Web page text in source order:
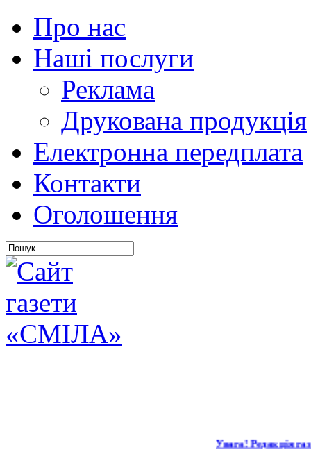
Про нас
Наші послуги
Реклама
Друкована продукція
Електронна передплата
Контакти
Оголошення
Увага! Редакція